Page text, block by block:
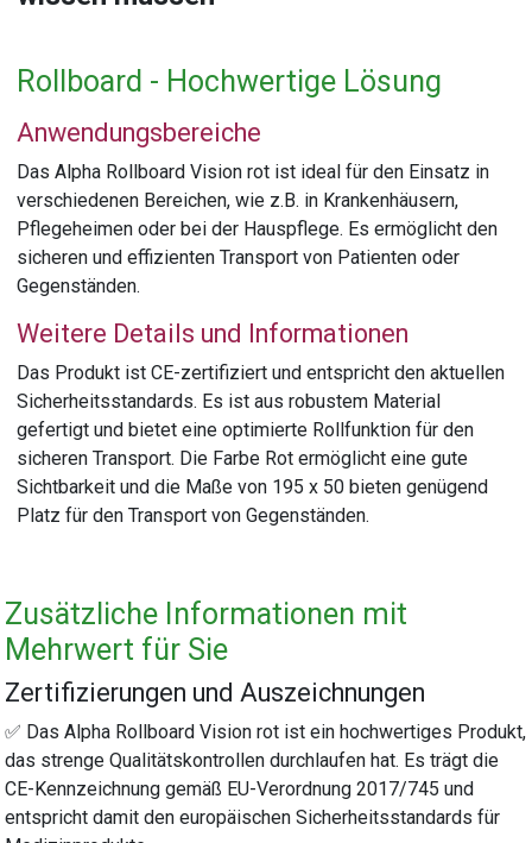
Rollboard - Hochwertige Lösung
Anwendungsbereiche
Das Alpha Rollboard Vision rot ist ideal für den Einsatz in
verschiedenen Bereichen, wie z.B. in Krankenhäusern,
Pflegeheimen oder bei der Hauspflege. Es ermöglicht den
sicheren und effizienten Transport von Patienten oder
Gegenständen.
Weitere Details und Informationen
Das Produkt ist CE-zertifiziert und entspricht den aktuellen
Sicherheitsstandards. Es ist aus robustem Material
gefertigt und bietet eine optimierte Rollfunktion für den
sicheren Transport. Die Farbe Rot ermöglicht eine gute
Sichtbarkeit und die Maße von 195 x 50 bieten genügend
Platz für den Transport von Gegenständen.
Zusätzliche Informationen mit
Mehrwert für Sie
Zertifizierungen und Auszeichnungen
✅ Das Alpha Rollboard Vision rot ist ein hochwertiges Produkt,
das strenge Qualitätskontrollen durchlaufen hat. Es trägt die
CE-Kennzeichnung gemäß EU-Verordnung 2017/745 und
entspricht damit den europäischen Sicherheitsstandards für